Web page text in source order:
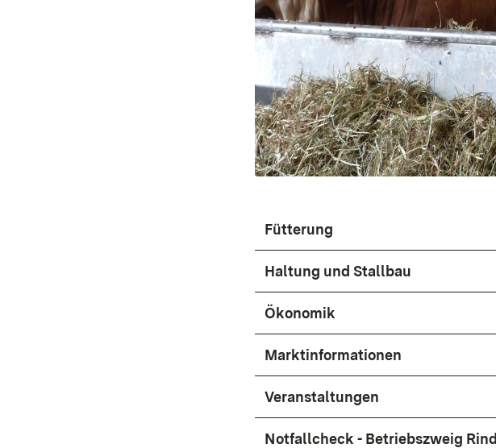
Fütterung
Haltung und Stallbau
Ökonomik
Marktinformationen
Veranstaltungen
Notfallcheck - Betriebszweig Rind